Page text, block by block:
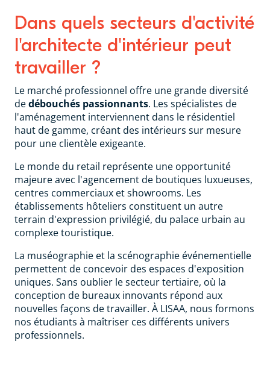
Dans quels secteurs d'activité
l'architecte d'intérieur peut
travailler ?
Le marché professionnel offre une grande diversité
dedébouchés passionnants. Les spécialistes de
l'aménagement interviennent dans le résidentiel
haut de gamme, créant des intérieurs sur mesure
pour une clientèle exigeante.
Le monde du retail représente une opportunité
majeure avec l'agencement de boutiques luxueuses,
centres commerciaux et showrooms. Les
établissements hôteliers constituent un autre
terrain d'expression privilégié, du palace urbain au
complexe touristique.
La muséographie et la scénographie événementielle
permettent de concevoir des espaces d'exposition
uniques. Sans oublier le secteur tertiaire, où la
conception de bureaux innovants répond aux
nouvelles façons de travailler. À LISAA, nous formons
nos étudiants à maîtriser ces différents univers
professionnels.